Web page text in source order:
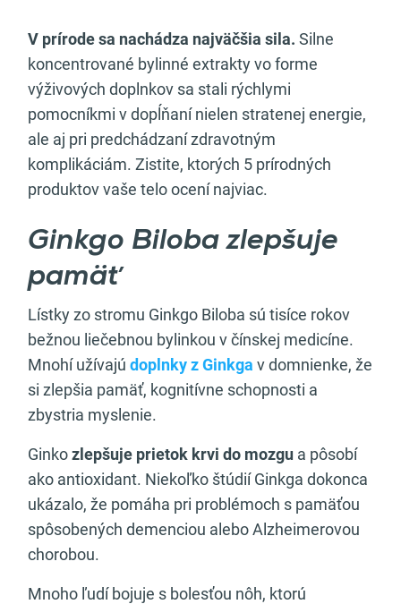
V prírode sa nachádza najväčšia sila. Silne
koncentrované bylinné extrakty vo forme
výživových doplnkov sa stali rýchlymi
pomocníkmi v dopĺňaní nielen stratenej energie,
ale aj pri predchádzaní zdravotným
komplikáciám. Zistite, ktorých 5 prírodných
produktov vaše telo ocení najviac.
Ginkgo Biloba zlepšuje
pamäť
Lístky zo stromu Ginkgo Biloba sú tisíce rokov
bežnou liečebnou bylinkou v čínskej medicíne.
Mnohí užívajú doplnky z Ginkga v domnienke, že
si zlepšia pamäť, kognitívne schopnosti a
zbystria myslenie.
Ginkozlepšuje prietok krvi do mozgu a pôsobí
ako antioxidant. Niekoľko štúdií Ginkga dokonca
ukázalo, že pomáha pri problémoch s pamäťou
spôsobených demenciou alebo Alzheimerovou
chorobou.
Mnoho ľudí bojuje s bolesťou nôh, ktorú